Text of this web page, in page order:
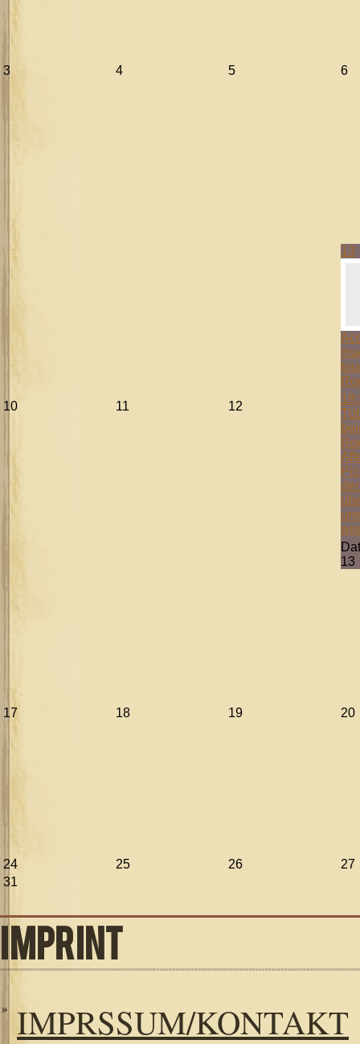
3 4 5 6
10 11 12
13
13
17 18 19 20
24 25 26
27
31
IMPRINT
IMPRSSUM/KONTAKT